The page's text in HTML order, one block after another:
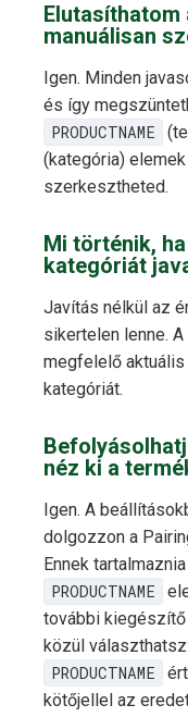
manuálisan
Igen. Minden
és így
PRODUCTNAME
(kategória)
szerkesztheted.
Mi történik,
kategóriát
Javítás nélkül az
sikertelen lenne.
megfelelő
kategóriát.
néz ki a
Igen. A
dolgozzon a
Ennek
PRODUCTNAME
további
közül
PRODUCTNAME
kötőjellel az